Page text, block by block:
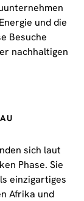
und die
Besuche
nachhaltigen
sich laut
Phase. Sie
einzigartiges
Afrika und